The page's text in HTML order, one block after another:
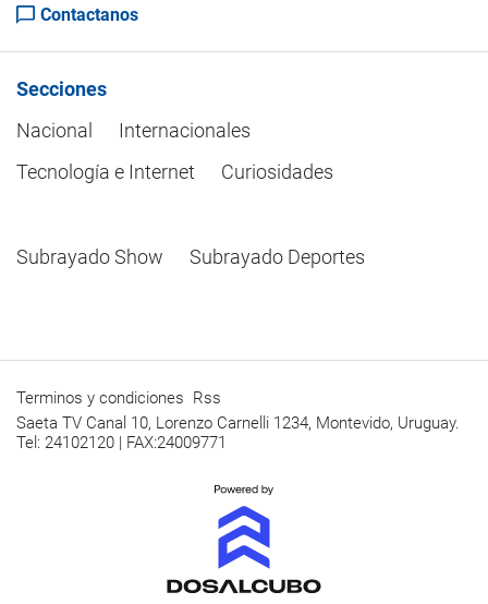
Contactanos
Secciones
Nacional
Internacionales
Tecnología e Internet
Curiosidades
Subrayado Show Subrayado Deportes
Terminos y condiciones Rss
Saeta TV Canal 10, Lorenzo Carnelli 1234, Montevido, Uruguay.
Tel: 24102120 | FAX:24009771